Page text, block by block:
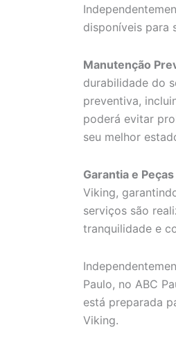
disponíveis para
Manutenção
durabilidade do
preventiva,
poderá evitar
seu melhor
Garantia e
Viking,
serviços são
tranquilidade e
Paulo, no ABC
está preparada
Viking.